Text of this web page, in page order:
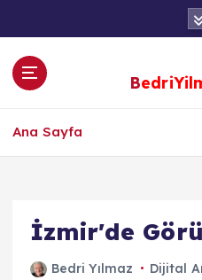
Ana Sayfa
İzmir'de
Bedri Yılmaz
Dijital